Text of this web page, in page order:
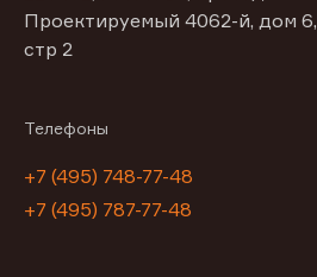
Проектируемый 4062-й, дом 6,
стр 2
Телефоны
+7 (495) 748-77-48
+7 (495) 787-77-48